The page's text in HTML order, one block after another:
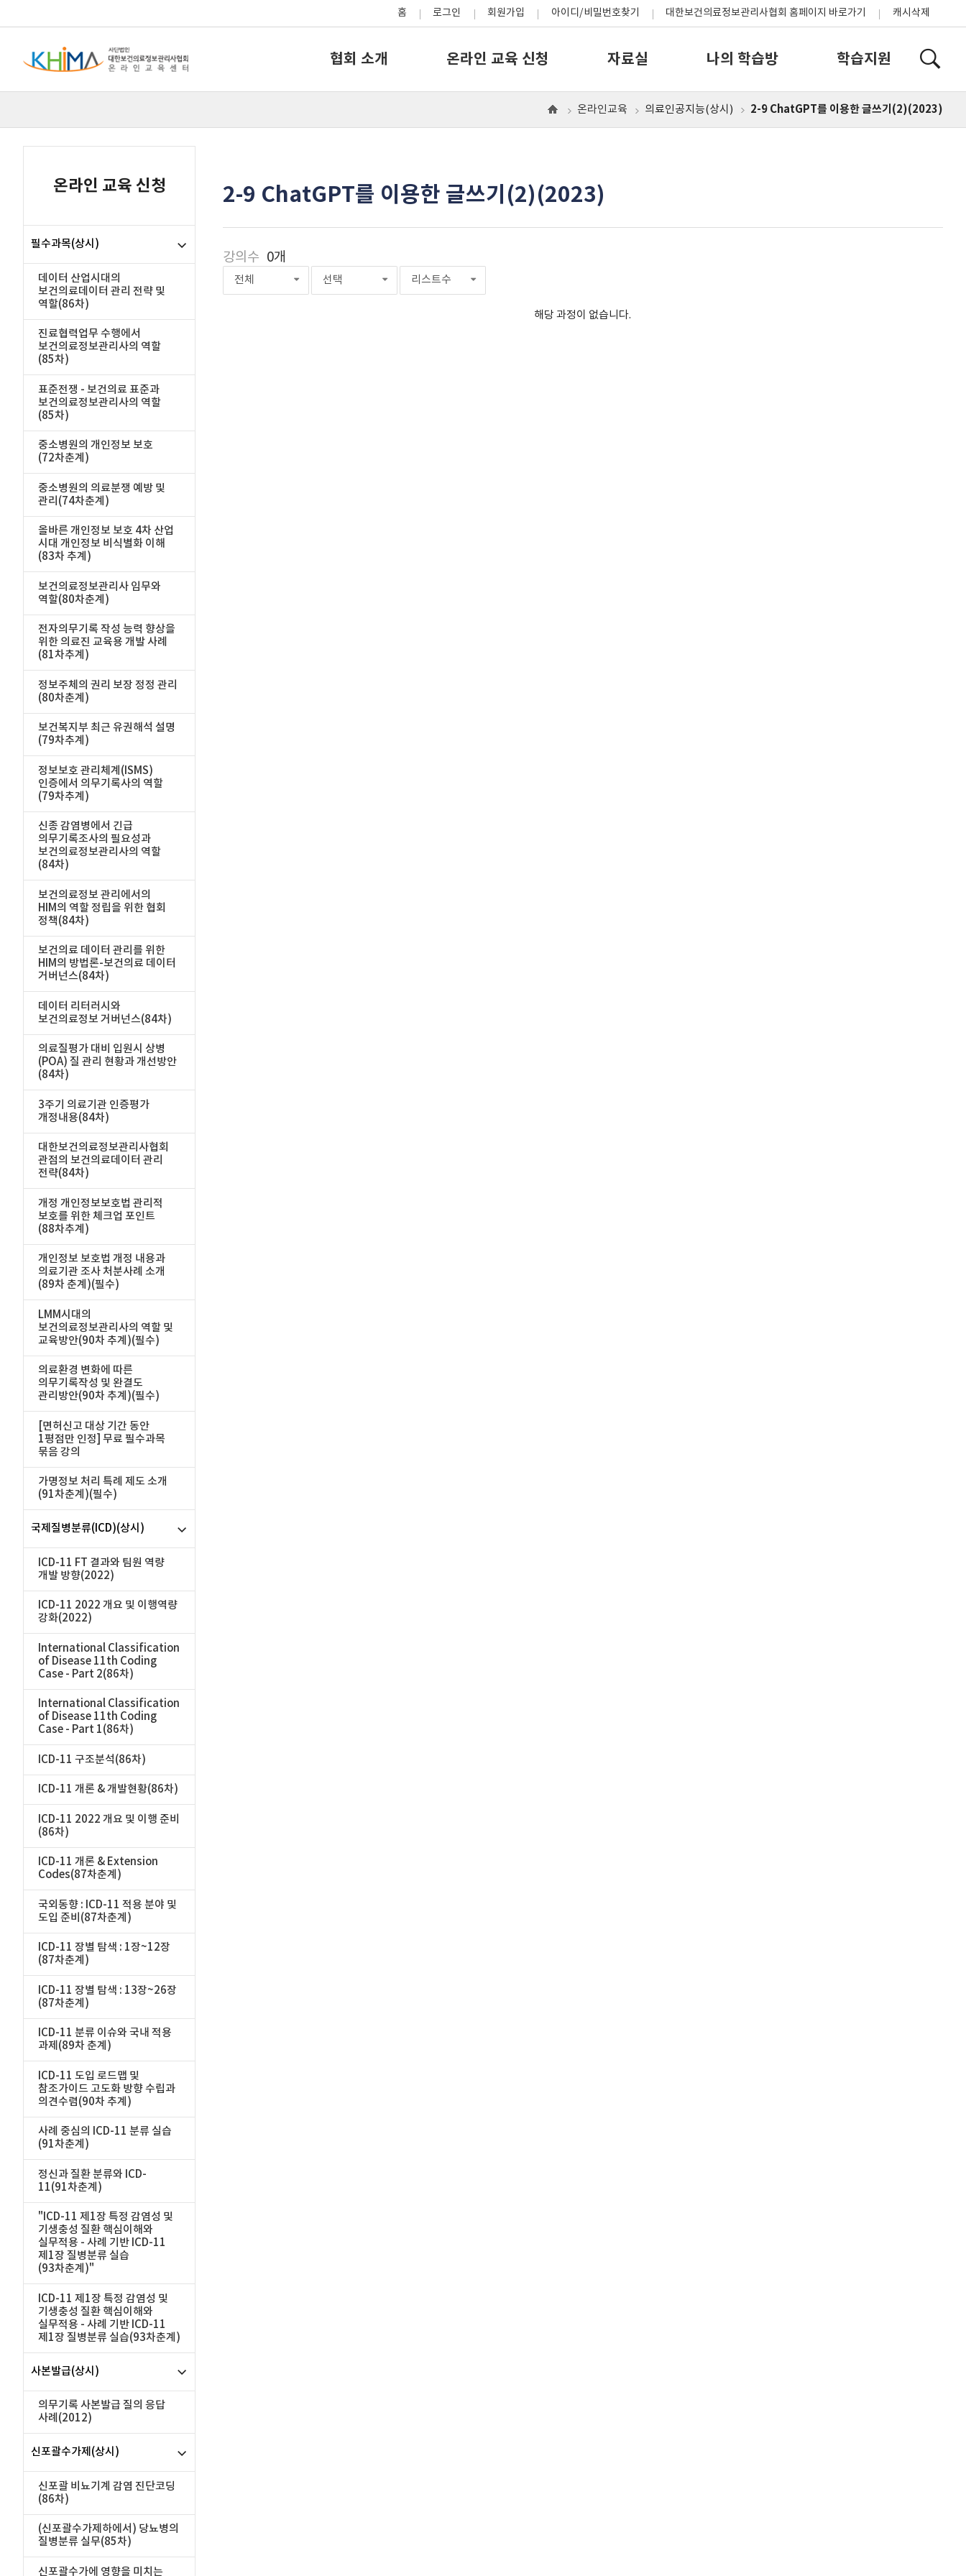
홈 로그인 회원가입 아이디/비밀번호찾기 대한보건의료정보관리사협회 홈페이지 바로가기 캐시삭제
협회 소개 온라인 교육 신청 자료실 나의 학습방 학습지원
온라인 교육 신청
필수과목(상시)
데이터 산업시대의
보건의료데이터 관리 전략 및
역할(86차)
진료협력업무 수행에서
보건의료정보관리사의 역할
(85차)
표준전쟁 - 보건의료 표준과
보건의료정보관리사의 역할
(85차)
중소병원의 개인정보 보호
(72차춘계)
중소병원의 의료분쟁 예방 및
관리(74차춘계)
올바른 개인정보 보호 4차 산업
시대 개인정보 비식별화 이해
(83차 추계)
보건의료정보관리사 임무와
역할(80차춘계)
전자의무기록 작성 능력 향상을
위한 의료진 교육용 개발 사례
(81차추계)
정보주체의 권리 보장 정정 관리
(80차춘계)
보건복지부 최근 유권해석 설명
(79차추계)
정보보호 관리체계(ISMS)
인증에서 의무기록사의 역할
(79차추계)
신종 감염병에서 긴급
의무기록조사의 필요성과
보건의료정보관리사의 역할
(84차)
보건의료정보 관리에서의
HIM의 역할 정립을 위한 협회
정책(84차)
보건의료 데이터 관리를 위한
HIM의 방법론-보건의료 데이터
거버넌스(84차)
데이터 리터러시와
보건의료정보 거버넌스(84차)
의료질평가 대비 입원시 상병
(POA) 질 관리 현황과 개선방안
(84차)
3주기 의료기관 인증평가
개정내용(84차)
대한보건의료정보관리사협회
관점의 보건의료데이터 관리
전략(84차)
개정 개인정보보호법 관리적
보호를 위한 체크업 포인트
(88차추계)
개인정보 보호법 개정 내용과
의료기관 조사 처분사례 소개
(89차 춘계)(필수)
LMM시대의
보건의료정보관리사의 역할 및
교육방안(90차 추계)(필수)
의료환경 변화에 따른
의무기록작성 및 완결도
관리방안(90차 추계)(필수)
[면허신고 대상 기간 동안
1평점만 인정] 무료 필수과목
묶음 강의
가명정보 처리 특례 제도 소개
(91차춘계)(필수)
국제질병분류(ICD)(상시)
ICD-11 FT 결과와 팀원 역량
개발 방향(2022)
ICD-11 2022 개요 및 이행역량
강화(2022)
International Classification
of Disease 11th Coding
Case - Part 2(86차)
International Classification
of Disease 11th Coding
Case - Part 1(86차)
ICD-11 구조분석(86차)
ICD-11 개론 & 개발현황(86차)
ICD-11 2022 개요 및 이행 준비
(86차)
ICD-11 개론 & Extension
Codes(87차춘계)
국외동향 : ICD-11 적용 분야 및
도입 준비(87차춘계)
ICD-11 장별 탐색 : 1장~12장
(87차춘계)
ICD-11 장별 탐색 : 13장~26장
(87차춘계)
ICD-11 분류 이슈와 국내 적용
과제(89차 춘계)
ICD-11 도입 로드맵 및
참조가이드 고도화 방향 수립과
의견수렴(90차 추계)
사례 중심의 ICD-11 분류 실습
(91차춘계)
정신과 질환 분류와 ICD-
11(91차춘계)
"ICD-11 제1장 특정 감염성 및
기생충성 질환 핵심이해와
실무적용 - 사례 기반 ICD-11
제1장 질병분류 실습
(93차춘계)"
ICD-11 제1장 특정 감염성 및
기생충성 질환 핵심이해와
실무적용 - 사례 기반 ICD-11
제1장 질병분류 실습(93차춘계)
사본발급(상시)
의무기록 사본발급 질의 응답
사례(2012)
신포괄수가제(상시)
신포괄 비뇨기계 감염 진단코딩
(86차)
(신포괄수가제하에서) 당뇨병의
질병분류 실무(85차)
신포괄수가에 영향을 미치는
홈
온라인교육 의료인공지능(상시) 2-9 ChatGPT를 이용한 글쓰기(2)(2023)
2-9 ChatGPT를 이용한 글쓰기(2)(2023)
강의수 0개
전체 선택 리스트수
해당 과정이 없습니다.